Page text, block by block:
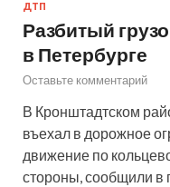
ДТП
Разбитый
в Петербурге
Оставьте комментарий
В Кронштадтском
въехал в дорожное
движение по
стороны, сообщили в